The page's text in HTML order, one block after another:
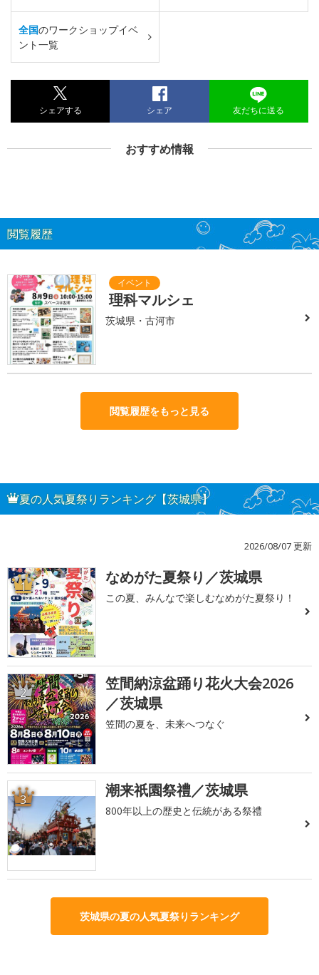
全国のワークショップイベ
ント一覧
シェアする シェア 友だちに送る
おすすめ情報
閲覧履歴
理科マルシェ
茨城県・古河市
閲覧履歴をもっと見る
夏の人気夏祭りランキング【茨城県】
2026/08/07 更新
1 なめがた夏祭り／茨城県
この夏、みんなで楽しむなめがた夏祭り！
2
笠間納涼盆踊り花火大会2026
／茨城県
笠間の夏を、未来へつなぐ
3 潮来祇園祭禮／茨城県
800年以上の歴史と伝統がある祭禮
茨城県の夏の人気夏祭りランキング